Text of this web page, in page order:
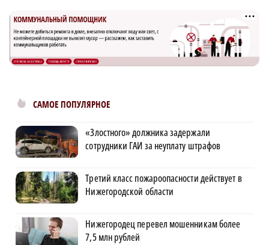
САМОЕ ПОПУЛЯРНОЕ
«Злостного» должника задержали
сотрудники ГАИ за неуплату штрафов
Третий класс пожароопасности действует в
Нижегородской области
Нижегородец перевел мошенникам более
7,5 млн рублей